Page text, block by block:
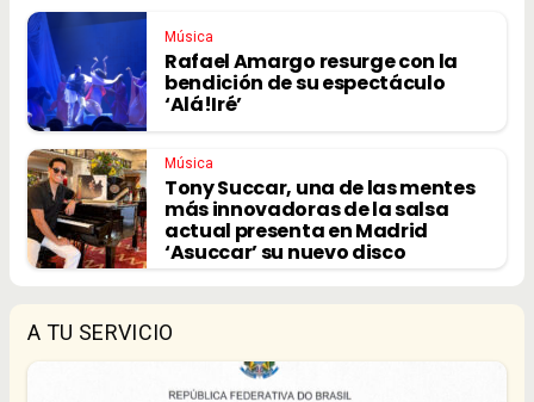
Música
Rafael Amargo resurge con la
bendición de su espectáculo
‘Alá!Iré’
Música
Tony Succar, una de las mentes
más innovadoras de la salsa
actual presenta en Madrid
‘Asuccar’ su nuevo disco
A TU SERVICIO